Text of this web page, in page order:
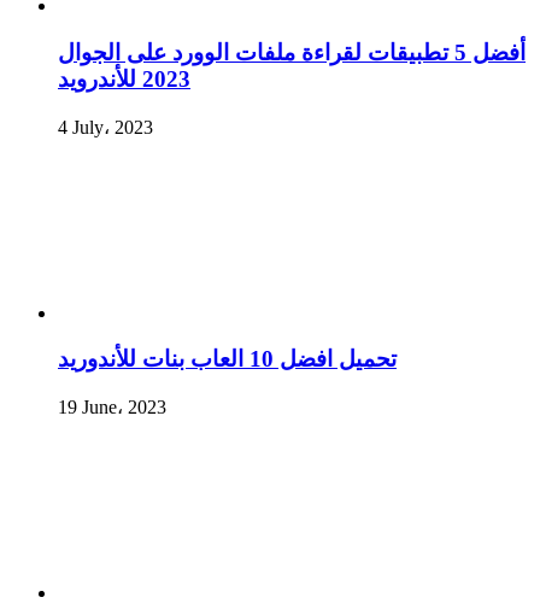
أفضل 5 تطبيقات لقراءة ملفات الوورد على الجوال
2023 للأندرويد
4 July، 2023
تحميل افضل 10 العاب بنات للأندوريد
19 June، 2023